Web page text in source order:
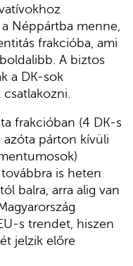
Néppártba menne,
frakcióba, ami
A biztos
a DK-sok
frakcióban (4 DK-s
azóta párton kívüli
is heten
balra, arra alig van
s trendet, hiszen
jelzik előre